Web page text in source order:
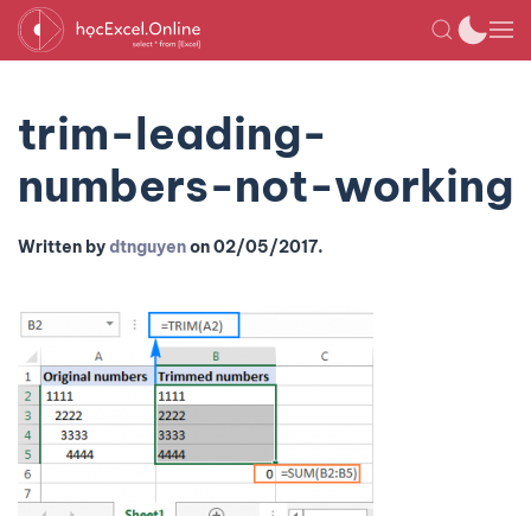
trim-leading-
numbers-not-working
Written bydtnguyenon02/05/2017.